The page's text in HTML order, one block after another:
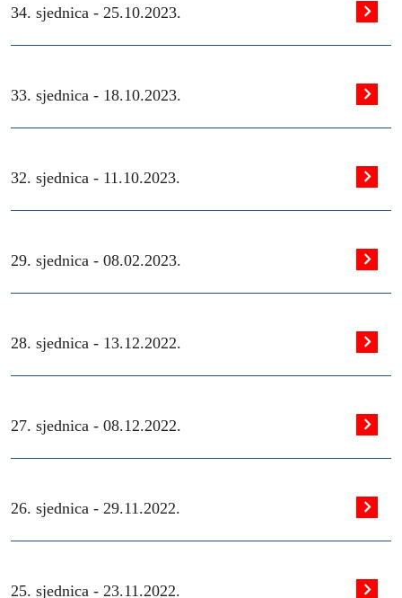
34. sjednica - 25.10.2023.
33. sjednica - 18.10.2023.
32. sjednica - 11.10.2023.
29. sjednica - 08.02.2023.
28. sjednica - 13.12.2022.
27. sjednica - 08.12.2022.
26. sjednica - 29.11.2022.
25. sjednica - 23.11.2022.